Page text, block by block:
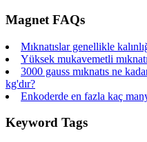
Magnet FAQs
Mıknatıslar genellikle
Yüksek mukavemetli
3000 gauss mıknatıs ne
kg'dır?
Enkoderde en fazla kaç
Keyword Tags